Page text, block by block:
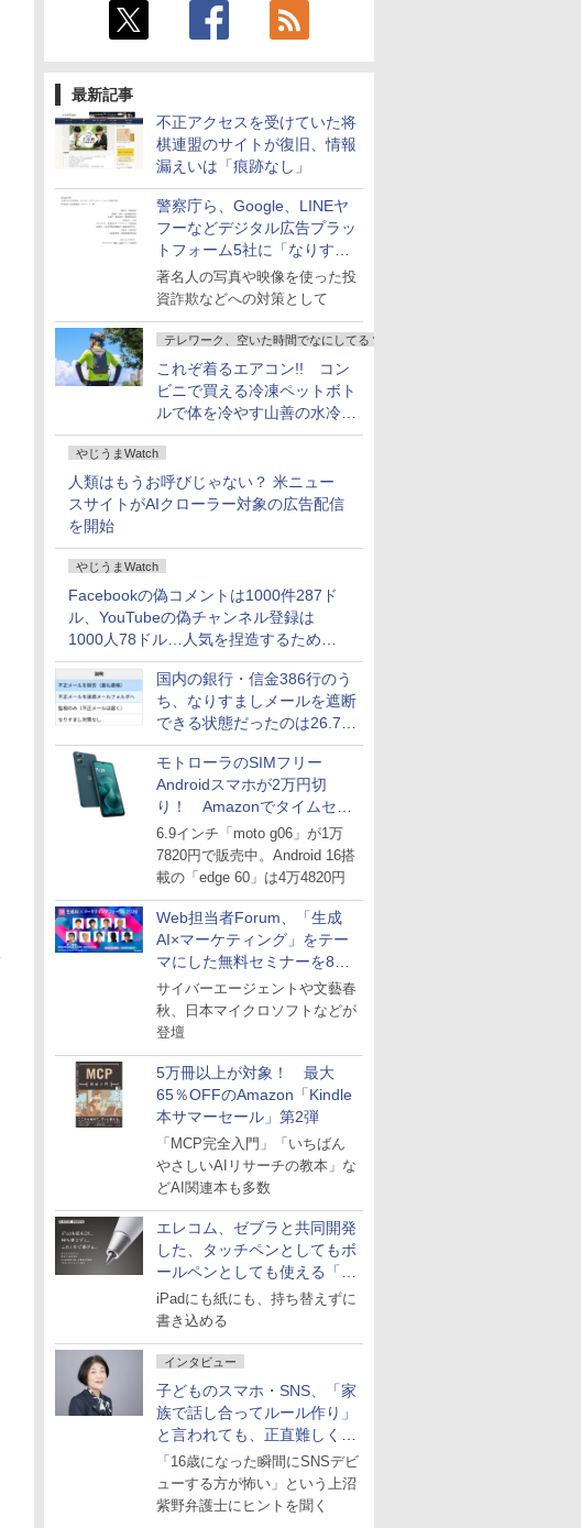
最新記事
不正アクセスを受けていた将
棋連盟のサイトが復旧、情報
漏えいは「痕跡なし」
警察庁ら、Google、LINEヤ
フーなどデジタル広告プラッ
トフォーム5社に「なりすま
し詐欺広告」対策強化を要請
著名人の写真や映像を使った投
資詐欺などへの対策として
テレワーク、空いた時間でなにしてる？
これぞ着るエアコン!! コン
ビニで買える冷凍ペットボト
ルで体を冷やす山善の水冷ベ
ストがロードバイクにちょう
どいい【ぼっち・ざ・ろー
ど！その14】
やじうまWatch
人類はもうお呼びじゃない？ 米ニュー
スサイトがAIクローラー対象の広告配信
を開始
やじうまWatch
Facebookの偽コメントは1000件287ド
ル、YouTubeの偽チャンネル登録は
1000人78ドル…人気を捏造するための
価格リストが公開中
国内の銀行・信金386行のう
ち、なりすましメールを遮断
できる状態だったのは26.7％
にとどまる～GMOブランド
セキュリティ調査
モトローラのSIMフリー
Androidスマホが2万円切
り！ Amazonでタイムセー
ル
6.9インチ「moto g06」が1万
7820円で販売中。Android 16搭
載の「edge 60」は4万4820円
Web担当者Forum、「生成
AI×マーケティング」をテー
マにした無料セミナーを8月
27日にオンライン開催
サイバーエージェントや文藝春
秋、日本マイクロソフトなどが
登壇
5万冊以上が対象！ 最大
65％OFFのAmazon「Kindle
本サマーセール」第2弾
「MCP完全入門」「いちばん
やさしいAIリサーチの教本」な
どAI関連本も多数
エレコム、ゼブラと共同開発
した、タッチペンとしてもボ
ールペンとしても使える「ス
タイラスツーウェイ」発売
iPadにも紙にも、持ち替えずに
書き込める
インタビュー
子どものスマホ・SNS、「家
族で話し合ってルール作り」
と言われても、正直難しくな
いですか？
「16歳になった瞬間にSNSデビ
ューする方が怖い」という上沼
紫野弁護士にヒントを聞く